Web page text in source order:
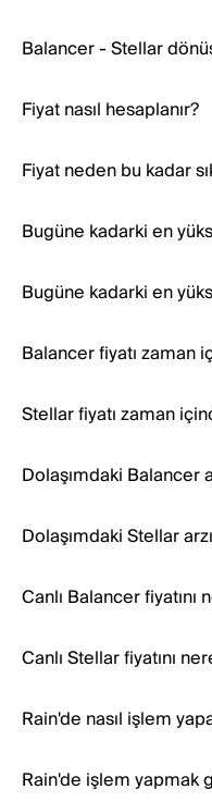
Balancer - Stellar
Fiyat nasıl hesaplanır?
Fiyat neden bu kadar
Bugüne kadarki en
Bugüne kadarki en
Balancer fiyatı zaman
Stellar fiyatı zaman
Dolaşımdaki Balancer
Dolaşımdaki Stellar
Canlı Balancer
Canlı Stellar fiyatını
Rain'de nasıl işlem
Rain'de işlem yapmak